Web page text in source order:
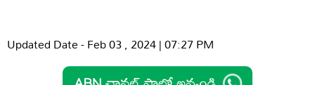
Updated Date - Feb 03 , 2024 | 07:27 PM